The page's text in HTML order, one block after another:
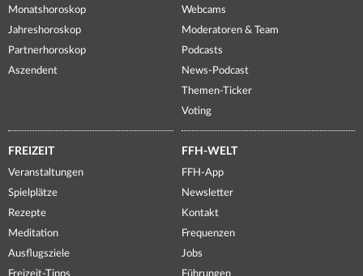
Monatshoroskop
Jahreshoroskop
Partnerhoroskop
Aszendent
Webcams
Moderatoren & Team
Podcasts
News-Podcast
Themen-Ticker
Voting
FREIZEIT
Veranstaltungen
Spielplätze
Rezepte
Meditation
Ausflugsziele
FFH-WELT
FFH-App
Newsletter
Kontakt
Frequenzen
Jobs